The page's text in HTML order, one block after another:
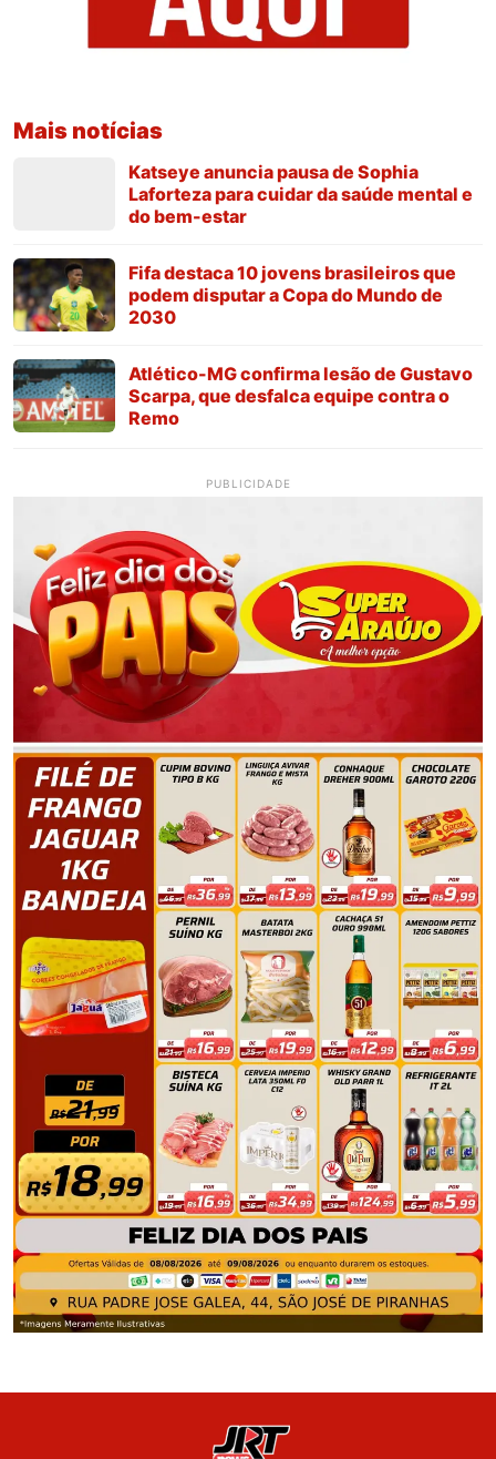
Mais notícias
Katseye anuncia pausa de Sophia
Laforteza para cuidar da saúde mental e
do bem-estar
Fifa destaca 10 jovens brasileiros que
podem disputar a Copa do Mundo de
2030
Atlético-MG confirma lesão de Gustavo
Scarpa, que desfalca equipe contra o
Remo
PUBLICIDADE